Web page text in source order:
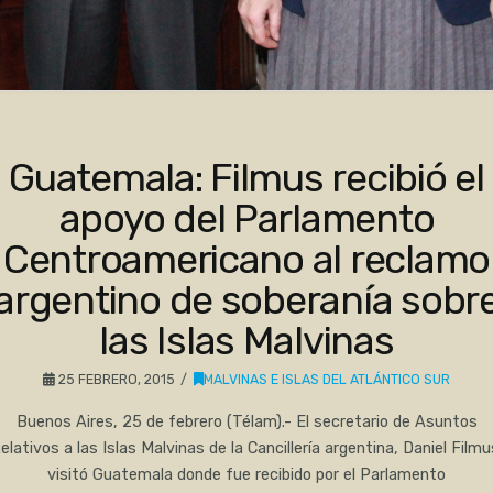
Guatemala: Filmus recibió el
apoyo del Parlamento
Centroamericano al reclamo
de soberanía
las Islas Malvinas
25 FEBRERO, 2015 MALVINAS E ISLAS DEL ATLÁNTICO SUR
Buenos Aires, 25 de febrero (Télam).- El secretario de Asuntos
a las Islas Malvinas de la Cancillería argentina, Daniel
visitó Guatemala donde fue recibido por el Parlamento